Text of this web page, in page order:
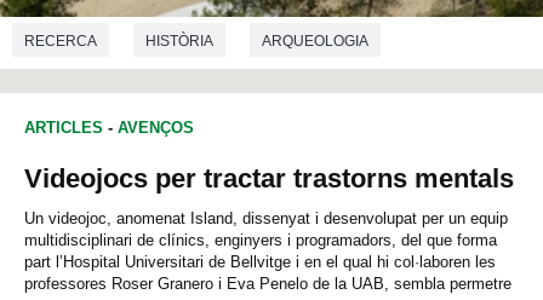
RECERCA HISTÒRIA ARQUEOLOGIA
ARTICLES - AVENÇOS
Videojocs per tractar trastorns mentals
Un videojoc, anomenat Island, dissenyat i desenvolupat per un equip
multidisciplinari de clínics, enginyers i programadors, del que forma
part l’Hospital Universitari de Bellvitge i en el qual hi col·laboren les
professores Roser Granero i Eva Penelo de la UAB, sembla permetre